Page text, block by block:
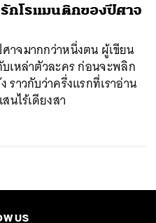
กโรแมนติกของปีศาจ
าจมากกว่าหนึ่งตน ผู้เขียน
เหล่าตัวละคร ก่อนจะพลิก
าวกับว่าครึ่งแรกที่เราอ่าน
นไร้เดียงสา
US